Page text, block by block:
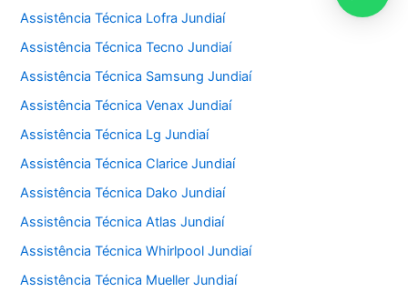
Assistência Técnica Lofra Jundiaí
Assistência Técnica Tecno Jundiaí
Assistência Técnica Samsung Jundiaí
Assistência Técnica Venax Jundiaí
Assistência Técnica Lg Jundiaí
Assistência Técnica Clarice Jundiaí
Assistência Técnica Dako Jundiaí
Assistência Técnica Atlas Jundiaí
Assistência Técnica Whirlpool Jundiaí
Assistência Técnica Mueller Jundiaí